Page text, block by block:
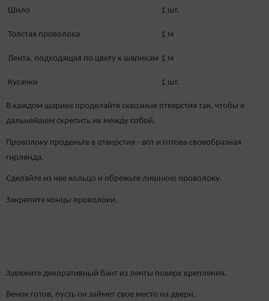
Шило 1 шт.
Толстая проволока 1 м
Лента, подходящая по цвету к шарикам 1 м
Кусачки 1 шт.
В каждом шарике проделайте сквозные отверстия так, чтобы в
дальнейшем скрепить их между собой.
Проволоку проденьте в отверстия - вот и готова своеобразная
гирлянда.
Сделайте из нее кольцо и обрежьте лишнюю проволоку.
Закрепите концы проволоки.
Завяжите декоративный бант из ленты поверх крепления.
Венок готов, пусть он займет свое место на двери.